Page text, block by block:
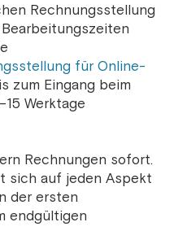
Rechnungsstellung
für Online-
zum Eingang beim
Werktage
Rechnungen sofort.
sich auf jeden Aspekt
der ersten
endgültigen